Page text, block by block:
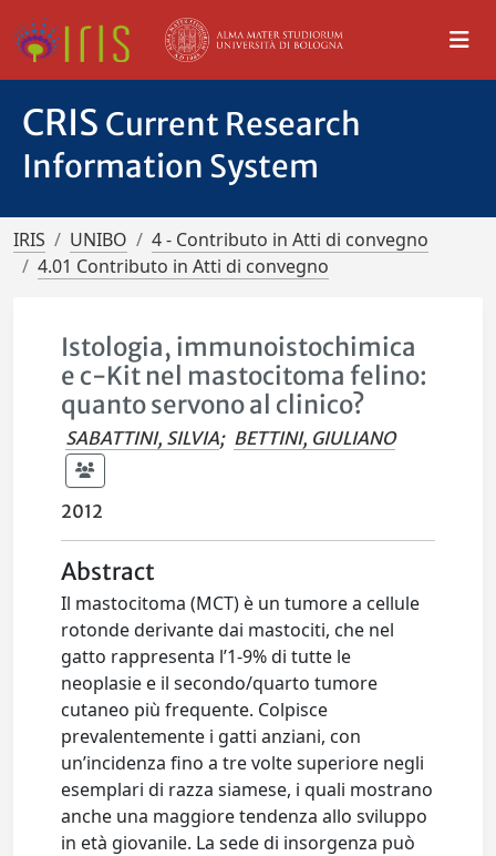
CRIS Current Research
Information System
IRIS UNIBO
4 - Contributo in Atti di convegno
4.01 Contributo in Atti di convegno
Istologia, immunoistochimica
e c-Kit nel mastocitoma felino:
quanto servono al clinico?
SABATTINI, SILVIA; BETTINI, GIULIANO
2012
Abstract
Il mastocitoma (MCT) è un tumore a cellule
rotonde derivante dai mastociti, che nel
gatto rappresenta l’1-9% di tutte le
neoplasie e il secondo/quarto tumore
cutaneo più frequente. Colpisce
prevalentemente i gatti anziani, con
un’incidenza fino a tre volte superiore negli
esemplari di razza siamese, i quali mostrano
anche una maggiore tendenza allo sviluppo
in età giovanile. La sede di insorgenza può